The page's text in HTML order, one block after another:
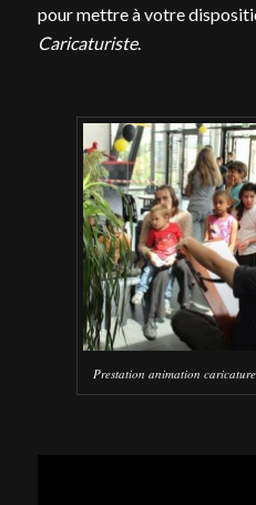
pour mettre à votre
Caricaturiste.
Prestation animation